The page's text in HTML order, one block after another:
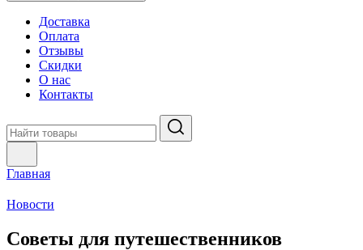
Доставка
Оплата
Отзывы
Скидки
О нас
Контакты
Главная
Новости
Советы для путешественников